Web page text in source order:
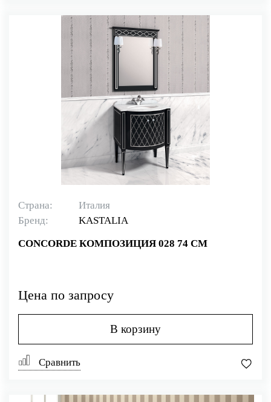
Страна:
Италия
Бренд:
KASTALIA
CONCORDE КОМПОЗИЦИЯ 028 74 СМ
Цена по запросу
В корзину
Сравнить